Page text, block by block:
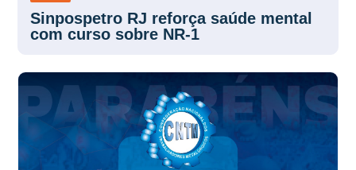
Sinpospetro RJ reforça saúde mental
com curso sobre NR-1